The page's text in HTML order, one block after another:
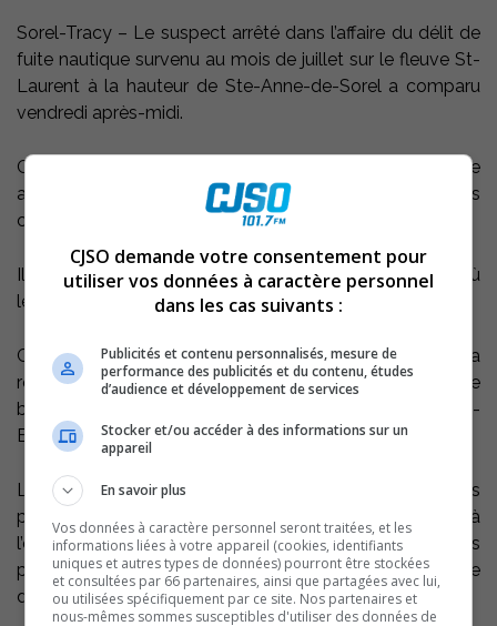
Sorel-Tracy – Le suspect arrêté dans l’affaire du délit de
fuite nautique survenu au mois de juillet sur le fleuve St-
Laurent à la hauteur de Ste-Anne-de-Sorel a comparu
vendredi après-midi.
Gabriel Bourbonnais, 48 ans, fait face à quatre
accusations de délit de fuite ayant causé des lésions
corporelles.
Il a été arrêté jeudi, à Longueuil, dans une résidence où
les enquêteurs allaient interroger un témoin.
Gabriel Bourbonnais, qui habite Saint-Cuthbert dans la
région de Lanaudière, est connu des milieux policiers. Le
bateau a été retrouvé dans une grange de Saint-
Barthélemy.
L’accident remonte au 25 juillet dernier lorsque des
plaisanciers circulant dans le chenal du Moine, à
l’embouchure du fleuve Saint-Laurent, ont été heurtés
par une embarcation qui s’est engagée à toute vitesse
dans le chenal. Trois personnes avaient été blessées.
CJSO demande votre consentement pour
utiliser vos données à caractère personnel
dans les cas suivants :
Publicités et contenu personnalisés, mesure de
performance des publicités et du contenu, études
d’audience et développement de services
Stocker et/ou accéder à des informations sur un
appareil
En savoir plus
Vos données à caractère personnel seront traitées, et les
informations liées à votre appareil (cookies, identifiants
uniques et autres types de données) pourront être stockées
et consultées par 66 partenaires, ainsi que partagées avec lui,
ou utilisées spécifiquement par ce site. Nos partenaires et
nous-mêmes sommes susceptibles d'utiliser des données de